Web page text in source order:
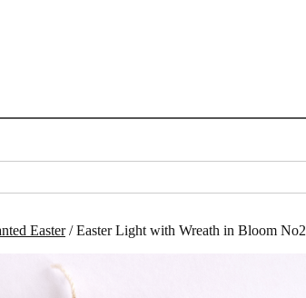
Easter/ Easter Light with Wreath in Bloom No2